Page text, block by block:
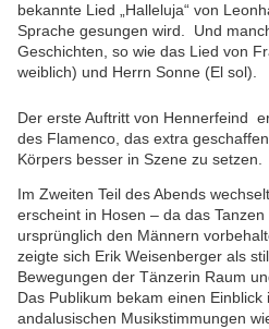
bekannte Lied „Halleluja“ von
Sprache gesungen wird. Und
Geschichten, so wie das Lied von
weiblich) und Herrn Sonne (El sol).
Der erste Auftritt von Hennerfeind
des Flamenco, das extra
Körpers besser in Szene zu setzen.
Im Zweiten Teil des Abends
erscheint in Hosen – da das
ursprünglich den Männern
zeigte sich Erik Weisenberger als
Bewegungen der Tänzerin Raum
Das Publikum bekam einen
andalusischen Musikstimmungen